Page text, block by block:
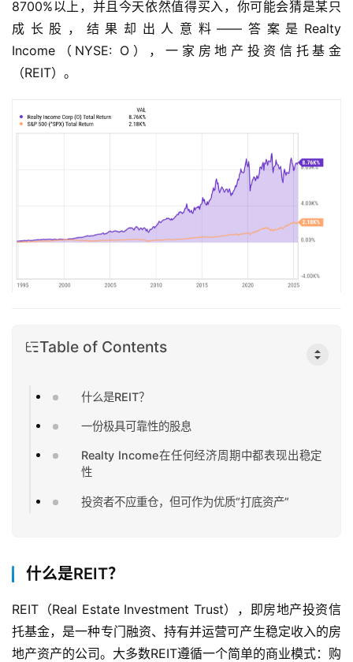
8700%以上，并且今天依然值得买入，你可能会猜是某只
成长股，结果却出人意料——答案是Realty
Income（NYSE: O），一家房地产投资信托基金
（REIT）。
Table of Contents
什么是REIT？
一份极具可靠性的股息
Realty Income在任何经济周期中都表现出稳定
性
投资者不应重仓，但可作为优质“打底资产”
什么是REIT？
REIT（Real Estate Investment Trust），即房地产投资信
托基金，是一种专门融资、持有并运营可产生稳定收入的房
地产资产的公司。大多数REIT遵循一个简单的商业模式：购